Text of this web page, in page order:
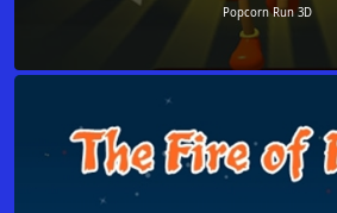
Popcorn Run 3D